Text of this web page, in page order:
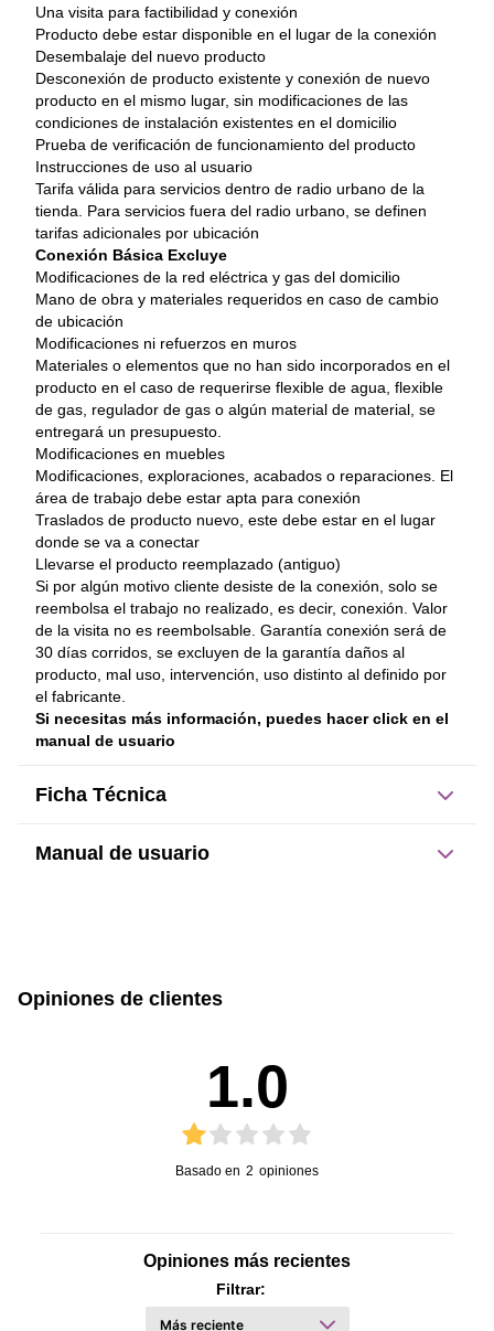
Una visita para factibilidad y conexión
Producto debe estar disponible en el lugar de la conexión
Desembalaje del nuevo producto
Desconexión de producto existente y conexión de nuevo
producto en el mismo lugar, sin modificaciones de las
condiciones de instalación existentes en el domicilio
Prueba de verificación de funcionamiento del producto
Instrucciones de uso al usuario
Tarifa válida para servicios dentro de radio urbano de la
tienda. Para servicios fuera del radio urbano, se definen
tarifas adicionales por ubicación
Conexión Básica Excluye
Modificaciones de la red eléctrica y gas del domicilio
Mano de obra y materiales requeridos en caso de cambio
de ubicación
Modificaciones ni refuerzos en muros
Materiales o elementos que no han sido incorporados en el
producto en el caso de requerirse flexible de agua, flexible
de gas, regulador de gas o algún material de material, se
entregará un presupuesto.
Modificaciones en muebles
Modificaciones, exploraciones, acabados o reparaciones. El
área de trabajo debe estar apta para conexión
Traslados de producto nuevo, este debe estar en el lugar
donde se va a conectar
Llevarse el producto reemplazado (antiguo)
Si por algún motivo cliente desiste de la conexión, solo se
reembolsa el trabajo no realizado, es decir, conexión. Valor
de la visita no es reembolsable. Garantía conexión será de
30 días corridos, se excluyen de la garantía daños al
producto, mal uso, intervención, uso distinto al definido por
el fabricante.
Si necesitas más información, puedes hacer click en el
manual de usuario
Ficha Técnica
Manual de usuario
Manual de Usuario
Opiniones de clientes
1.0
Basado en 2 opiniones
Opiniones más recientes
Filtrar: